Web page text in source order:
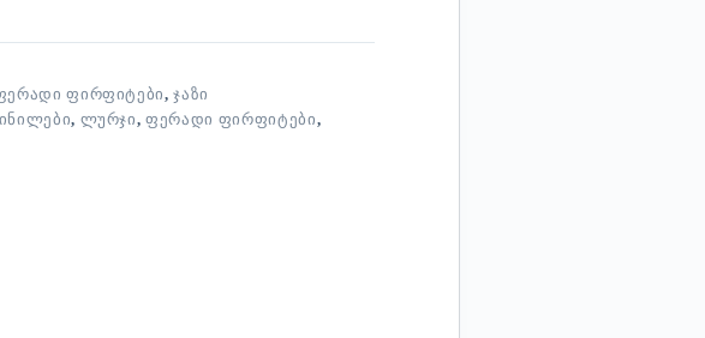
ᲤᲘᲠᲤᲘᲢᲔᲑᲘ,ᲯᲐᲖᲘ
, ᲚᲣᲠᲯᲘ,ᲤᲔᲠᲐᲓᲘ ᲤᲘᲠᲤᲘᲢᲔᲑᲘ,